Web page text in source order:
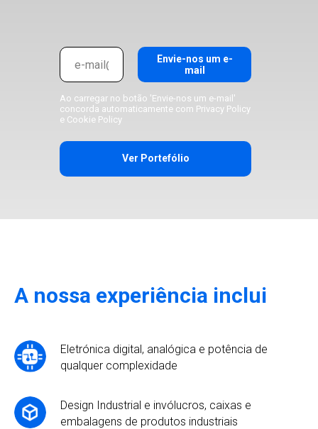
Envie-nos um e-
mail
Ao carregar no botão 'Envie-nos um e-mail'
concorda automaticamente com Privacy Policy
e Cookie Policy
Ver Portefólio
A nossa experiência inclui
Eletrónica digital, analógica e potência de
qualquer complexidade
Design Industrial e invólucros, caixas e
embalagens de produtos industriais